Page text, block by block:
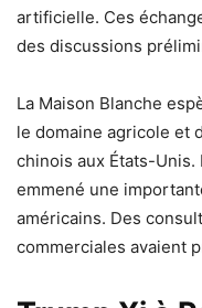
artificielle. Ces
des discussions
La Maison Blanche
le domaine agricole et
chinois aux États-Unis.
emmené une
américains. Des
commerciales avaient